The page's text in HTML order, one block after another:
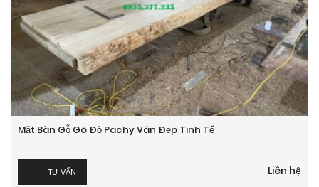
Mặt Bàn Gỗ Gõ Đỏ Pachy Vân Đẹp Tinh Tế
TƯ VẤN Liên hệ